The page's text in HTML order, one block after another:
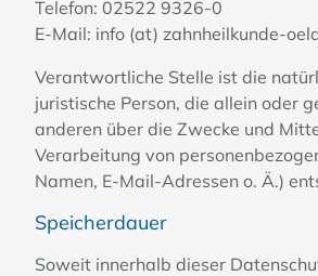
Telefon: 02522 9326-0
E-Mail: info (at) zahnheilkunde-
Verantwortliche Stelle ist die
juristische Person, die allein oder
anderen über die Zwecke und
Verarbeitung von
Namen, E-Mail-Adressen o. Ä.)
Speicherdauer
Soweit innerhalb dieser